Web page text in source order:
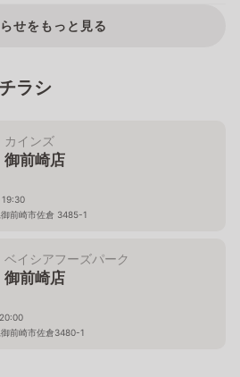
せをもっと見る
ラシ
カインズ
御前崎店
前崎市佐倉 3485-1
ベイシアフーズパーク
御前崎店
前崎市佐倉3480-1